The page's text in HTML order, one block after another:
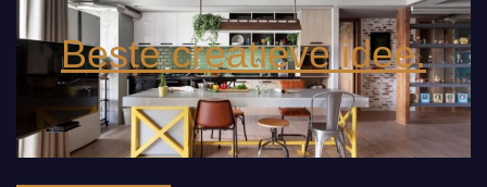
Beste creatieve idee.